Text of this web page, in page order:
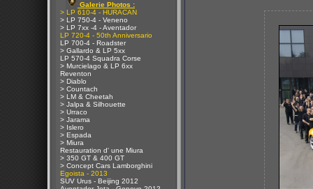
Galerie Photos :
> LP 610-4 - HURACAN
> LP 750-4 - Veneno
> LP 7xx -4 - Aventador
LP 720-4 - 50th Anniversario
LP 700-4 - Roadster
> Gallardo & LP 5xx
LP 570-4 Squadra Corse
> Murcielago & LP 6xx
Reventon
> Diablo
> Countach
> LM & Cheetah
> Jalpa & Silhouette
> Urraco
> Jarama
> Islero
> Espada
> Miura
Restauration d' une Miura
> 350 GT & 400 GT
> Concept Cars Lamborghini
Egoista - 2013
SUV Urus - Beijing 2012